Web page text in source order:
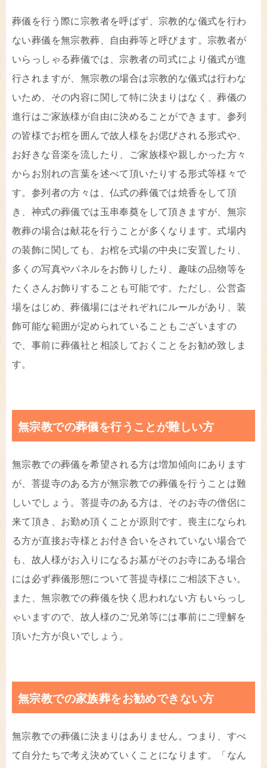
葬儀を行う際に宗教者を呼ばず、宗教的な儀式を行わ
ない葬儀を無宗教葬、自由葬等と呼びます。宗教者が
いらっしゃる葬儀では、宗教者の司式により儀式が進
行されますが、無宗教の場合は宗教的な儀式は行わな
いため、その内容に関して特に決まりはなく、葬儀の
進行はご家族様が自由に決めることができます。参列
の皆様でお棺を囲んで故人様をお偲びされる形式や、
お好きな音楽を流したり、ご家族様や親しかった方々
からお別れの言葉を述べて頂いたりする形式等様々で
す。参列者の方々は、仏式の葬儀では焼香をして頂
き、神式の葬儀では玉串奉奠をして頂きますが、無宗
教葬の場合は献花を行うことが多くなります。式場内
の装飾に関しても、お棺を式場の中央に安置したり、
多くの写真やパネルをお飾りしたり、趣味の品物等を
たくさんお飾りすることも可能です。ただし、公営斎
場をはじめ、葬儀場にはそれぞれにルールがあり、装
飾可能な範囲が定められていることもございますの
で、事前に葬儀社と相談しておくことをお勧め致しま
す。
無宗教での葬儀を行うことが難しい方
無宗教での葬儀を希望される方は増加傾向にあります
が、菩提寺のある方が無宗教での葬儀を行うことは難
しいでしょう。菩提寺のある方は、そのお寺の僧侶に
来て頂き、お勤め頂くことが原則です。喪主になられ
る方が直接お寺様とお付き合いをされていない場合で
も、故人様がお入りになるお墓がそのお寺にある場合
には必ず葬儀形態について菩提寺様にご相談下さい。
また、無宗教での葬儀を快く思われない方もいらっし
ゃいますので、故人様のご兄弟等には事前にご理解を
頂いた方が良いでしょう。
無宗教での家族葬をお勧めできない方
無宗教での葬儀に決まりはありません。つまり、すべ
て自分たちで考え決めていくことになります。「なん